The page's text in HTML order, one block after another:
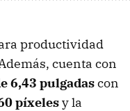
productividad
cuenta con
6,43 pulgadascon
píxelesy la